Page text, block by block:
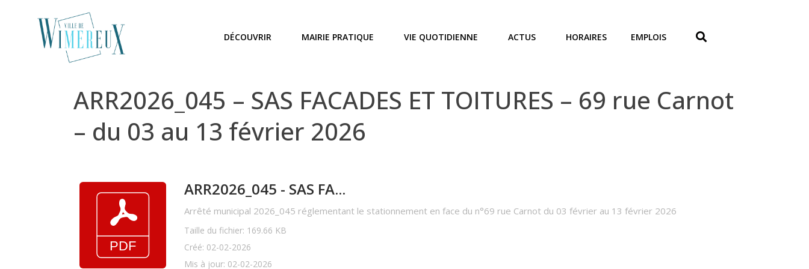
DÉCOUVRIR MAIRIE PRATIQUE VIE QUOTIDIENNE ACTUS HORAIRES EMPLOIS
ARR2026_045 – SAS FACADES ET TOITURES – 69 rue Carnot
– du 03 au 13 février 2026
ARR2026_045 - SAS FA...
Arrêté municipal 2026_045 réglementant le stationnement en face du n°69 rue Carnot du 03 février au 13 février 2026
Taille du fichier: 169.66 KB
Créé: 02-02-2026
Mis à jour: 02-02-2026